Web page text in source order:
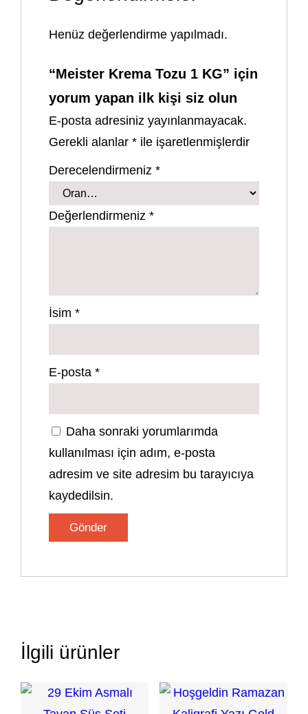
Henüz değerlendirme yapılmadı.
“Meister Krema Tozu 1 KG” için
yorum yapan ilk kişi siz olun
E-posta adresiniz yayınlanmayacak.
Gerekli alanlar* ile işaretlenmişlerdir
Derecelendirmeniz*
Değerlendirmeniz*
İsim*
E-posta*
Daha sonraki yorumlarımda
kullanılması için adım, e-posta
adresim ve site adresim bu tarayıcıya
kaydedilsin.
İlgili ürünler